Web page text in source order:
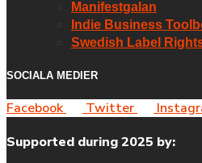
Manifestgalan
Indie Business
Swedish Label
SOCIALA MEDIER
Facebook Twitter
Supported during 2025 by: